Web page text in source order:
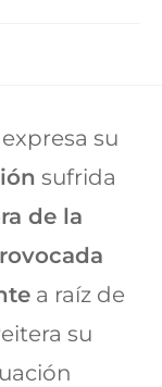
su
sufrida
de la
a raíz de
su